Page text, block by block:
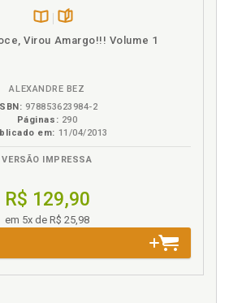
Virou Amargo!!! Volume 1
ALEXANDRE BEZ
978853623984-2
Páginas: 290
em: 11/04/2013
VERSÃO IMPRESSA
R$ 129,90
em 5x de R$ 25,98